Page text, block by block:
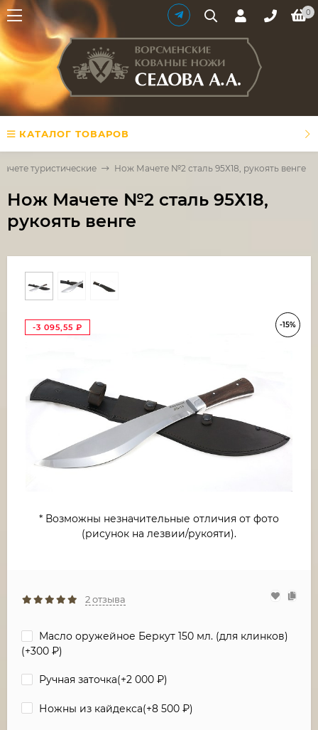
0
КАТАЛОГ ТОВАРОВ
туристические Нож Мачете №2 сталь 95Х18, рукоять венге
Нож Мачете №2 сталь 95Х18,
рукоять венге
-15%
-3 095,55 ₽
* Возможны незначительные отличия от фото
(рисунок на лезвии/рукояти).
2 отзыва
Масло оружейное Беркут 150 мл. (для клинков)
(+300 ₽)
Ручная заточка(+2 000 ₽)
Ножны из кайдекса(+8 500 ₽)